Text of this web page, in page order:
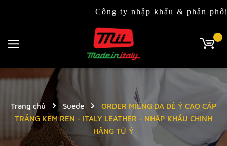
Công ty nhập khẩu & phân phối độc
Trang chủ Suede
ORDER MIẾNG DA DÊ Ý CAO CẤP
TRẮNG KEM REN - ITALY LEATHER - NHẬP KHẨU CHÍNH
HÃNG TỪ Ý